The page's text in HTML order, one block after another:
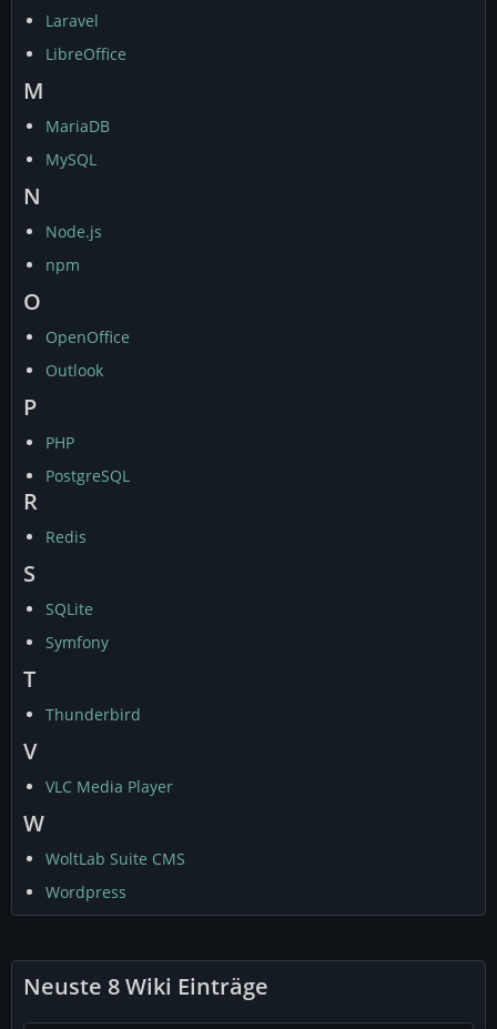
Laravel
LibreOffice
M
MariaDB
MySQL
N
Node.js
npm
O
OpenOffice
Outlook
P
PHP
PostgreSQL
R
Redis
S
SQLite
Symfony
T
Thunderbird
V
VLC Media Player
W
WoltLab Suite CMS
Wordpress
Neuste 8 Wiki Einträge